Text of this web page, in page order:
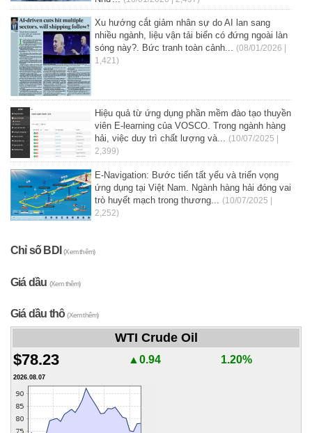
Xu hướng cắt giảm nhân sự do AI lan sang
nhiều ngành, liệu vận tải biển có đứng ngoài làn
sóng này?. Bức tranh toàn cảnh... (08/01/2026 |
1,421)
Hiệu quả từ ứng dụng phần mềm đào tạo thuyền
viên E-learning của VOSCO. Trong ngành hàng
hải, việc duy trì chất lượng và...
(10/07/2025 |
2,399)
E-Navigation: Bước tiến tất yếu và triển vọng
ứng dụng tại Việt Nam. Ngành hàng hải đóng vai
trò huyết mạch trong thương... (10/07/2025 |
2,252)
Chỉ số BDI(Xem thêm)
Giá dầu (Xem thêm)
Giá dầu thô(Xem thêm)
WTI Crude Oil
$78.23 ▲0.94 1.20%
2026.08.07